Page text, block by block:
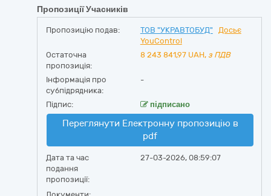
Пропозиції Учасників
Пропозицію подав: ТОВ "УКРАВТОБУД"
Досьє
YouControl
Остаточна
пропозиція:
8 243 841,97 UAH, з ПДВ
Інформація про
субпідрядника:
-
Підпис: підписано
Переглянути Електронну пропозицію в
pdf
Дата та час
подання
пропозиції:
27-03-2026, 08:59:07